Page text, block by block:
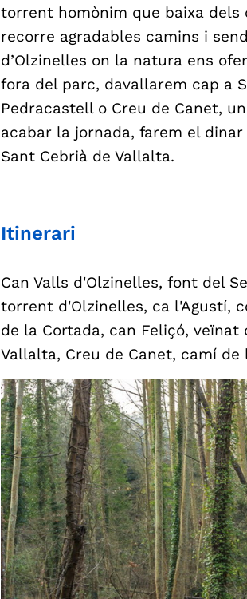
torrent homònim que baixa dels
recorre agradables camins i
d’Olzinelles on la natura ens
fora del parc, davallarem cap a
Pedracastell o Creu de Canet,
acabar la jornada, farem el
Sant Cebrià de Vallalta.
Itinerari
Can Valls d'Olzinelles, font del
torrent d'Olzinelles, ca l'Agustí,
de la Cortada, can Feliçó,
Vallalta, Creu de Canet, camí de